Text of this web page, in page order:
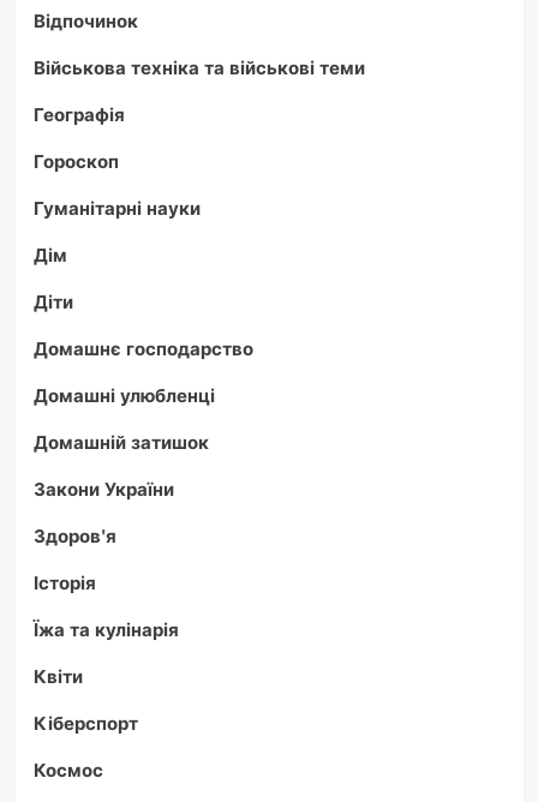
Відпочинок
Військова техніка та військові теми
Географія
Гороскоп
Гуманітарні науки
Дім
Діти
Домашнє господарство
Домашні улюбленці
Домашній затишок
Закони України
Здоров'я
Історія
Їжа та кулінарія
Квіти
Кіберспорт
Космос